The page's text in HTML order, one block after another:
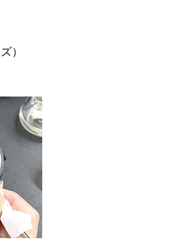
）